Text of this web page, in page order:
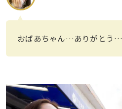
おばあちゃん…ありがとう…